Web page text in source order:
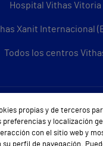
Hospital Vithas Vitoria
Xanit Internacional
Todos los centros
Sobre Vithas
Quiénes somos
propias y de terceros
preferencias y localización
con el sitio web y